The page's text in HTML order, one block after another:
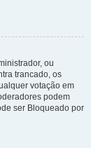
ou
trancado, os
votação em
podem
ser Bloqueado por